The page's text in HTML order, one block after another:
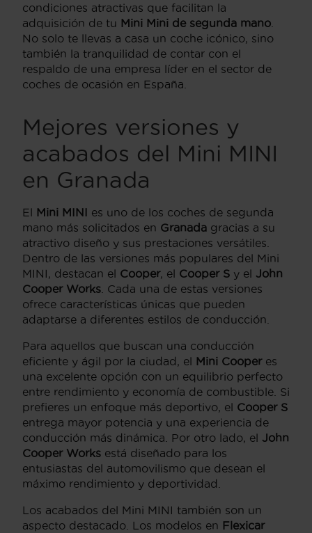
condiciones atractivas que facilitan la
adquisición de tu Mini Mini de segunda mano
No solo te llevas a casa un coche icónico, sino
también la tranquilidad de contar con el
respaldo de una empresa líder en el sector de
coches de ocasión en España.
Mejores versiones y
acabados del Mini MINI
en Granada
El Mini MINI es uno de los coches de segunda
mano más solicitados en Granada gracias a su
atractivo diseño y sus prestaciones versátiles.
Dentro de las versiones más populares del Mini
MINI, destacan el Cooper, el Cooper S y el John
Cooper Works . Cada una de estas versiones
ofrece características únicas que pueden
adaptarse a diferentes estilos de conducción.
Para aquellos que buscan una conducción
eficiente y ágil por la ciudad, el Mini Cooperes
una excelente opción con un equilibrio perfecto
entre rendimiento y economía de combustible. Si
prefieres un enfoque más deportivo, el Cooper S
entrega mayor potencia y una experiencia de
conducción más dinámica. Por otro lado, el John
Cooper Works está diseñado para los
entusiastas del automovilismo que desean el
máximo rendimiento y deportividad.
Los acabados del Mini MINI también son un
aspecto destacado. Los modelos en Flexicar